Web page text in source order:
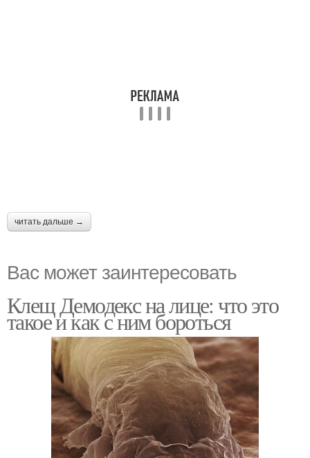
читать дальше →
Вас может заинтересовать
Клещ Демодекс на лице: что это
такое и как с ним бороться